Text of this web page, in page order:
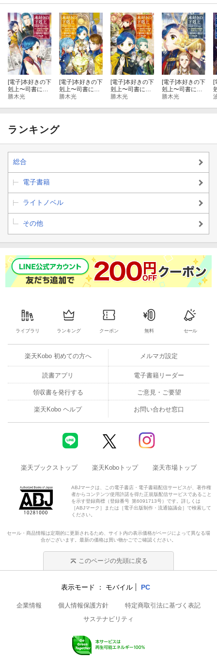
トゥーリ視点 成長と変化
ジルヴェスター視点 諦めない存在
ハイスヒッツェ視点 ダンケルフェルガーの会議室
ルッツ視点 相変わらずの騒動の原因
ローゼマイン視点 第五部X余話 夜空の星
アドルフィーネ視点 別れの女神に祈りを
トラオクヴァール視点 ツェントからアウブへ
ダームエル視点 誓いの言葉と解釈
フラン視点 旅の終わりと新しい神殿
●香月美夜
MIYA KAZUKI
完結して一年……？ もう？ アニメの新情報が出たように水面
下で色々としています。『ハンネローレの貴族院五年生』を早く
終わらせたいです。
[電子]本好きの下
剋上〜司書にな
るためには手段
館を救いたい！
9」
勝木光
[電子]本好きの下
剋上〜司書にな
るためには手段
館を救いたい！
勝木光
[電子]本好きの下
剋上〜司書にな
るためには手段
勝木光
[電子]本好きの下
剋上〜司書にな
るためには手段
勝木光
[
ランキング
総合
電子書籍
ライトノベル
その他
ライブラリ ランキング クーポン 無料 セール
楽天Kobo 初めての方へ メルマガ設定
読書アプリ 電子書籍リーダー
領収書を発行する ご意見・ご要望
楽天Kobo ヘルプ お問い合わせ窓口
楽天ブックストップ 楽天Koboトップ 楽天市場トップ
ABJマークは、この電子書店・電子書籍配信サービスが、著作権
者からコンテンツ使用許諾を得た正規版配信サービスであること
を示す登録商標（登録番号 第6091713号）です。詳しくは
［ABJマーク］または［電子出版制作・流通協議会］で検索して
ください。
セール・商品情報は定期的に更新されるため、サイト内の表示価格がページによって異なる場
合がございます。最新の価格は買い物かごでご確認ください。
このページの先頭に戻る
表示モード モバイル PC
企業情報 個人情報保護方針
特定商取引法に基づく表記
サステナビリティ